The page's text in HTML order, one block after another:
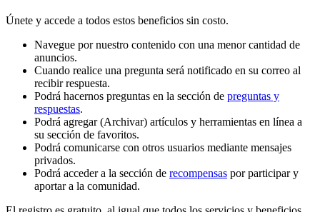
Únete y accede a todos estos beneficios sin costo.
Navegue por nuestro contenido con una menor cantidad de
anuncios.
Cuando realice una pregunta será notificado en su correo al
recibir respuesta.
Podrá hacernos preguntas en la sección de preguntas y
respuestas.
Podrá agregar (Archivar) artículos y herramientas en línea a
su sección de favoritos.
Podrá comunicarse con otros usuarios mediante mensajes
privados.
Podrá acceder a la sección de recompensas por participar y
aportar a la comunidad.